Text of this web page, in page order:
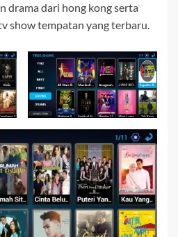
drama dari hong kong serta
show tempatan yang terbaru.